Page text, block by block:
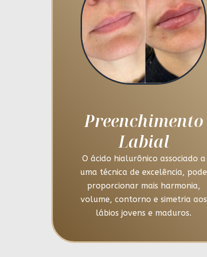
Preenchimento
Labial
O ácido hialurônico associado a
uma técnica de excelência, pode
proporcionar mais harmonia,
volume, contorno e simetria aos
lábios jovens e maduros.